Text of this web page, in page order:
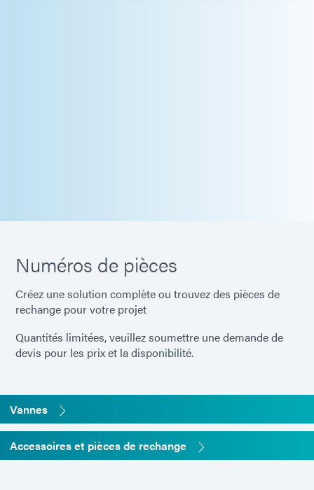
Numéros de pièces
Créez une solution complète ou trouvez des pièces de
rechange pour votre projet
Quantités limitées, veuillez soumettre une demande de
devis pour les prix et la disponibilité.
Vannes
Accessoires et pièces de rechange